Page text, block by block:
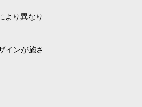
より異なり
インが施さ